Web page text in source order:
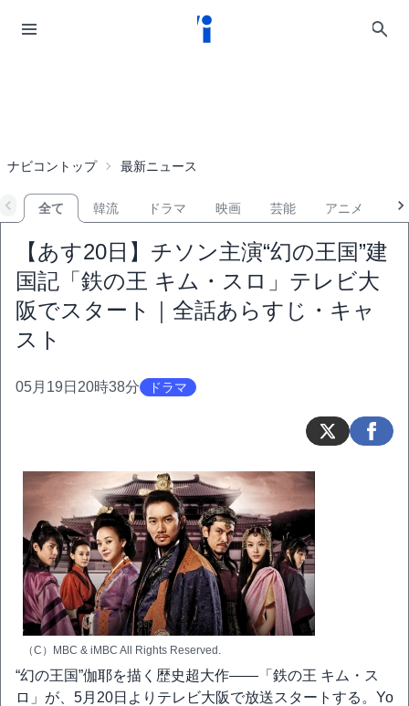
ナビコントップ 最新ニュース
全て 韓流 ドラマ 映画 芸能 アニメ
【あす20日】チソン主演“幻の王国”建
国記「鉄の王 キム・スロ」テレビ大
阪でスタート｜全話あらすじ・キャ
スト
05月19日20時38分 ドラマ
（C）MBC & iMBC All Rights Reserved.
“幻の王国”伽耶を描く歴史超大作――「鉄の王 キム・ス
ロ」が、5月20日よりテレビ大阪で放送スタートする。Yo